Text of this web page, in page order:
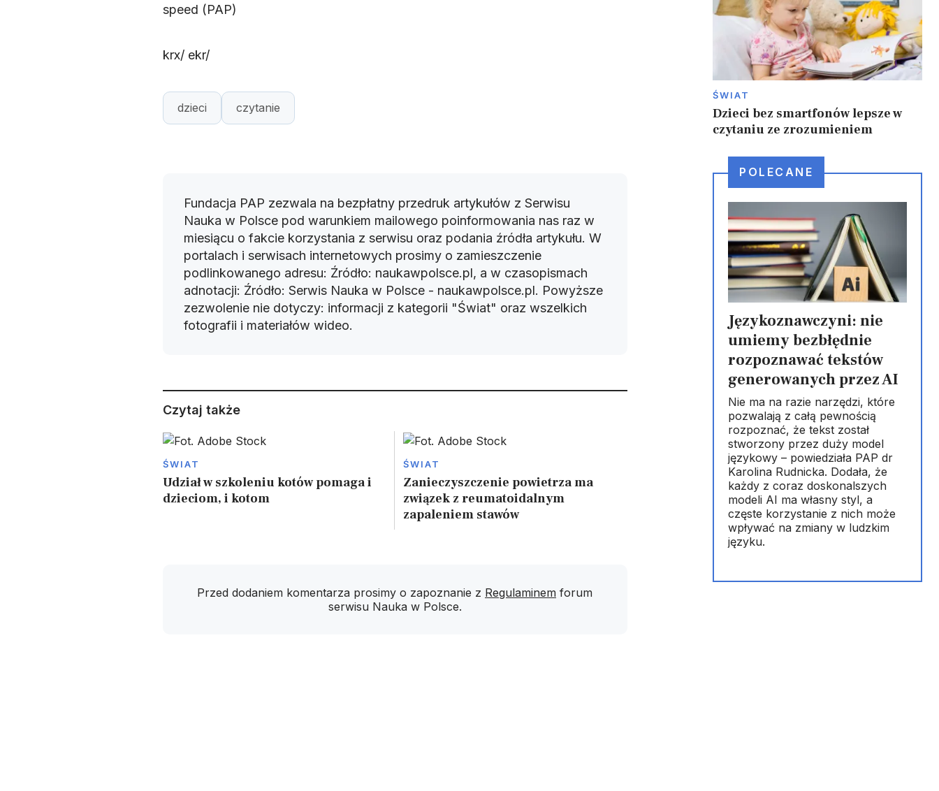
speed (PAP)
krx/ ekr/
dzieci czytanie
Fundacja PAP zezwala na bezpłatny przedruk artykułów z Serwisu
Nauka w Polsce pod warunkiem mailowego poinformowania nas raz w
miesiącu o fakcie korzystania z serwisu oraz podania źródła artykułu. W
portalach i serwisach internetowych prosimy o zamieszczenie
podlinkowanego adresu: Źródło: naukawpolsce.pl, a w czasopismach
adnotacji: Źródło: Serwis Nauka w Polsce - naukawpolsce.pl. Powyższe
zezwolenie nie dotyczy: informacji z kategorii "Świat" oraz wszelkich
fotografii i materiałów wideo.
Czytaj także
ŚWIAT
Udział w szkoleniu kotów pomaga i
dzieciom, i kotom
ŚWIAT
Zanieczyszczenie powietrza ma
związek z reumatoidalnym
zapaleniem stawów
Przed dodaniem komentarza prosimy o zapoznanie z Regulaminem forum
serwisu Nauka w Polsce.
ŚWIAT
Dzieci bez smartfonów lepsze w
czytaniu ze zrozumieniem
POLECANE
Językoznawczyni: nie
umiemy bezbłędnie
rozpoznawać tekstów
generowanych przez AI
Nie ma na razie narzędzi, które
pozwalają z całą pewnością
rozpoznać, że tekst został
stworzony przez duży model
językowy – powiedziała PAP dr
Karolina Rudnicka. Dodała, że
każdy z coraz doskonalszych
modeli AI ma własny styl, a
częste korzystanie z nich może
wpływać na zmiany w ludzkim
języku.